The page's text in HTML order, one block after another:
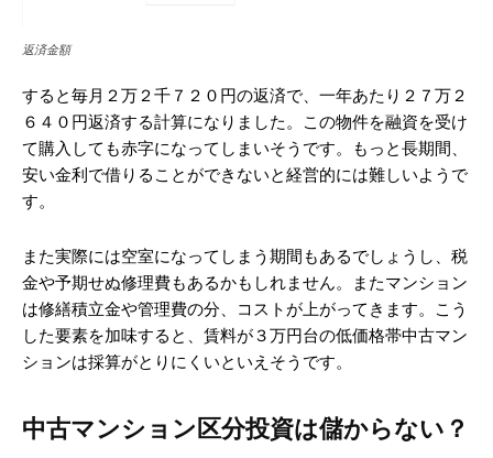
返済金額
すると毎月２万２千７２０円の返済で、一年あたり２７万２
６４０円返済する計算になりました。この物件を融資を受け
て購入しても赤字になってしまいそうです。もっと長期間、
安い金利で借りることができないと経営的には難しいようで
す。
また実際には空室になってしまう期間もあるでしょうし、税
金や予期せぬ修理費もあるかもしれません。またマンション
は修繕積立金や管理費の分、コストが上がってきます。こう
した要素を加味すると、賃料が３万円台の低価格帯中古マン
ションは採算がとりにくいといえそうです。
中古マンション区分投資は儲からない？